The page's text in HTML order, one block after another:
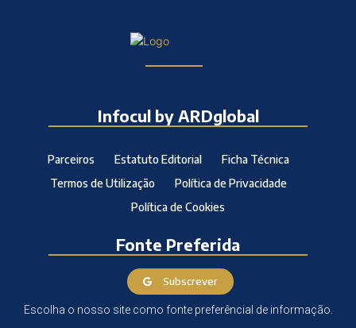
Infocul by ARDglobal
Parceiros Estatuto Editorial
Ficha Técnica
Termos de Utilização
Política de Privacidade
Política de Cookies
Fonte Preferida
Subscrever
Escolha o nosso site como fonte preferêncial de informação.